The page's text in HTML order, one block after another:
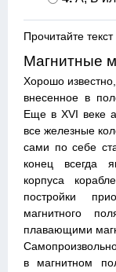
Прочитайте
Магнитные
Хорошо
внесенное в
Еще в XVI веке
все железные
сами по себе
конец всегда
корпуса
постройки
магнитного
плавающими
в магнитном